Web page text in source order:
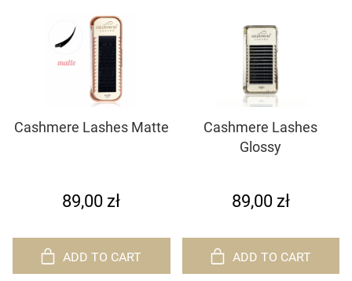
Cashmere Lashes Matte
89,00 zł
ADD TO CART
Cashmere Lashes
Glossy
89,00 zł
ADD TO CART